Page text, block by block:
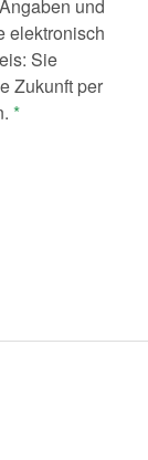
und
elektronisch
Sie
Zukunft per
*